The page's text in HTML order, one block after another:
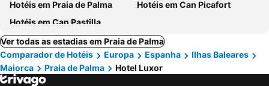
Hotéis em Praia de Palma
Hotéis em Can Picafort
Hotéis em Can Pastilla
Ver todas as estadias em Praia de Palma
Comparador de Hotéis
Europa Espanha
Ilhas Baleares
Maiorca
Praia de Palma Hotel Luxor